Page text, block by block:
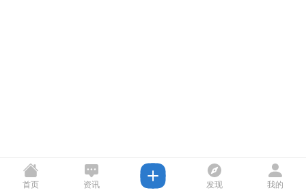
首页 资讯 发现 我的